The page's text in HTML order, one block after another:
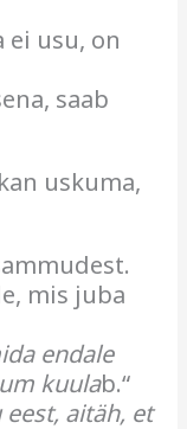
ei usu, on
saab
uskuma,
mis juba
endale
kuulab.“
eest, aitäh, et